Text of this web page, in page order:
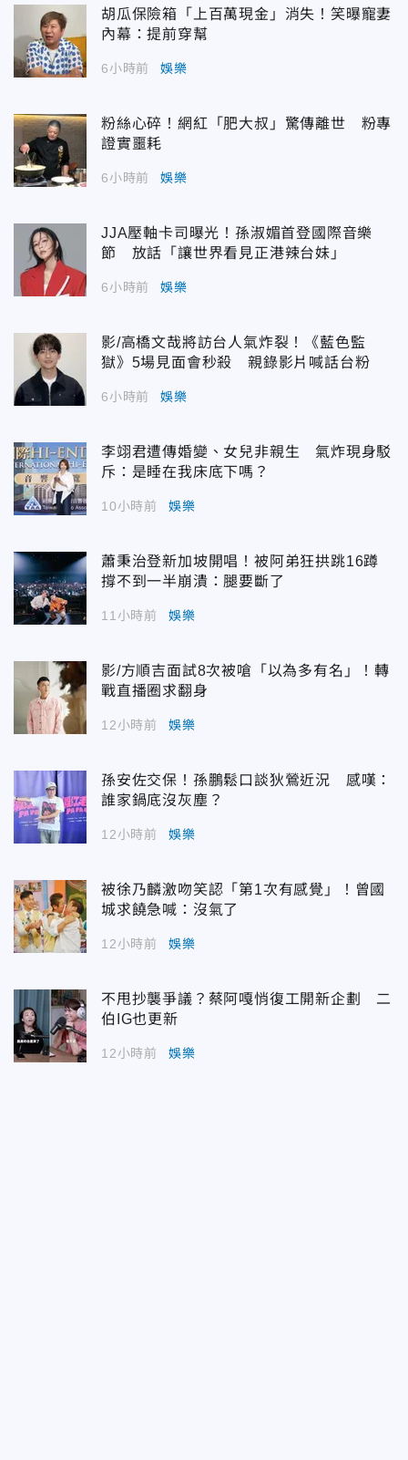
胡瓜保險箱「上百萬現金」消失！笑曝寵妻
內幕：提前穿幫
6小時前 娛樂
粉絲心碎！網紅「肥大叔」驚傳離世 粉專
證實噩耗
6小時前 娛樂
JJA壓軸卡司曝光！孫淑媚首登國際音樂
節 放話「讓世界看見正港辣台妹」
6小時前 娛樂
影/高橋文哉將訪台人氣炸裂！《藍色監
獄》5場見面會秒殺 親錄影片喊話台粉
6小時前 娛樂
李翊君遭傳婚變、女兒非親生 氣炸現身駁
斥：是睡在我床底下嗎？
10小時前 娛樂
蕭秉治登新加坡開唱！被阿弟狂拱跳16蹲
撐不到一半崩潰：腿要斷了
11小時前 娛樂
影/方順吉面試8次被嗆「以為多有名」！轉
戰直播圈求翻身
12小時前 娛樂
孫安佐交保！孫鵬鬆口談狄鶯近況 感嘆：
誰家鍋底沒灰塵？
12小時前 娛樂
被徐乃麟激吻笑認「第1次有感覺」！曾國
城求饒急喊：沒氣了
12小時前 娛樂
不甩抄襲爭議？蔡阿嘎悄復工開新企劃 二
伯IG也更新
12小時前 娛樂